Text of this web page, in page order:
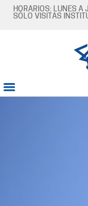
HORARIOS: LUNES
SÓLO VISITAS